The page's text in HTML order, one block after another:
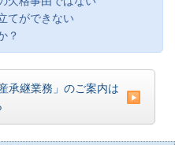
てができない
？
承継業務」のご案内は